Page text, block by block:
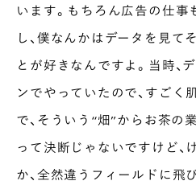
います。もちろん広告の仕
し、僕なんかはデータを見て
とが好きなんですよ。当時、
ンでやっていたので、すごく
で、そういう“畑”からお茶の
って決断じゃないですけど、
か、全然違うフィールドに飛